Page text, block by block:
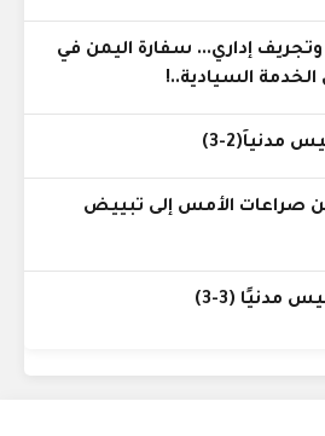
إداري... سفارة اليمن في
السيادية..!
مدنياً(2-3)
صراعات الأمس إلى تبييض
مدنيًا (3-3)